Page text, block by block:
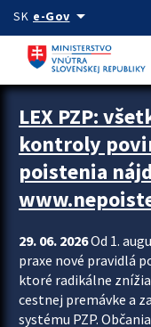
Preskocit na hlavný obsah
SK e-Govarrow_drop_down
Zastavit automatický
LEX PZP:
kontroly
poistenia
29. 06. 2026Od 1.
praxe nové pravidlá
ktoré radikálne
cestnej premávke a
systému PZP.